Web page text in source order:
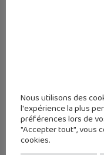
Stickers
utiliser
Nous utilisons des
l'expérience la plus
préférences lors de
"Accepter tout", vous
cookies.